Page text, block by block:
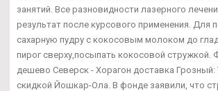
занятий. Все разновидности лазерного
результат после курсового применения. Для
сахарную пудру с кокосовым молоком до
пирог сверху,посыпать кокосовой стружкой.
дешево Северск - Хорагон доставка Грозный:
скидкой Йошкар-Ола. В фонде заявили, что